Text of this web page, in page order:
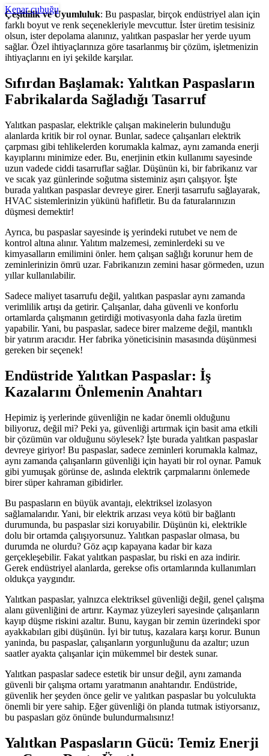
Çeşitlilik ve Uyumluluk: Bu paspaslar, birçok endüstriyel alan için
farklı boyut ve renk seçenekleriyle mevcuttur. İster üretim tesisiniz
olsun, ister depolama alanınız, yalıtkan paspaslar her yerde uyum
sağlar. Özel ihtiyaçlarınıza göre tasarlanmış bir çözüm, işletmenizin
ihtiyaçlarını en iyi şekilde karşılar.
Sıfırdan Başlamak: Yalıtkan Paspasların
Fabrikalarda Sağladığı Tasarruf
Yalıtkan paspaslar, elektrikle çalışan makinelerin bulunduğu
alanlarda kritik bir rol oynar. Bunlar, sadece çalışanları elektrik
çarpması gibi tehlikelerden korumakla kalmaz, aynı zamanda enerji
kayıplarını minimize eder. Bu, enerjinin etkin kullanımı sayesinde
uzun vadede ciddi tasarruflar sağlar. Düşünün ki, bir fabrikanız var
ve sıcak yaz günlerinde soğutma sisteminiz aşırı çalışıyor. İşte
burada yalıtkan paspaslar devreye girer. Enerji tasarrufu sağlayarak,
HVAC sistemlerinizin yükünü hafifletir. Bu da faturalarınızın
düşmesi demektir!
Ayrıca, bu paspaslar sayesinde iş yerindeki rutubet ve nem de
kontrol altına alınır. Yalıtım malzemesi, zeminlerdeki su ve
kimyasalların emilimini önler. hem çalışan sağlığı korunur hem de
zeminlerinizin ömrü uzar. Fabrikanızın zemini hasar görmeden, uzun
yıllar kullanılabilir.
Sadece maliyet tasarrufu değil, yalıtkan paspaslar aynı zamanda
verimlilik artışı da getirir. Çalışanlar, daha güvenli ve konforlu
ortamlarda çalışmanın getirdiği motivasyonla daha fazla üretim
yapabilir. Yani, bu paspaslar, sadece birer malzeme değil, mantıklı
bir yatırım aracıdır. Her fabrika yöneticisinin masasında düşünmesi
gereken bir seçenek!
Endüstride Yalıtkan Paspaslar: İş
Kazalarını Önlemenin Anahtarı
Hepimiz iş yerlerinde güvenliğin ne kadar önemli olduğunu
biliyoruz, değil mi? Peki ya, güvenliği artırmak için basit ama etkili
bir çözümün var olduğunu söylesek? İşte burada yalıtkan paspaslar
devreye giriyor! Bu paspaslar, sadece zeminleri korumakla kalmaz,
aynı zamanda çalışanların güvenliği için hayati bir rol oynar. Pamuk
gibi yumuşak görünse de, aslında elektrik çarpmalarını önlemede
birer süper kahraman gibidirler.
Bu paspasların en büyük avantajı, elektriksel izolasyon
sağlamalarıdır. Yani, bir elektrik arızası veya kötü bir bağlantı
durumunda, bu paspaslar sizi koruyabilir. Düşünün ki, elektrikle
dolu bir ortamda çalışıyorsunuz. Yalıtkan paspaslar olmasa, bu
durumda ne olurdu? Göz açıp kapayana kadar bir kaza
gerçekleşebilir. Fakat yalıtkan paspaslar, bu riski en aza indirir.
Gerek endüstriyel alanlarda, gerekse ofis ortamlarında kullanımları
oldukça yaygındır.
Yalıtkan paspaslar, yalnızca elektriksel güvenliği değil, genel çalışma
alanı güvenliğini de artırır. Kaymaz yüzeyleri sayesinde çalışanların
kayıp düşme riskini azaltır. Bunu, kaygan bir zemin üzerindeki spor
ayakkabıları gibi düşünün. İyi bir tutuş, kazalara karşı korur. Bunun
yaninda, bu paspaslar, çalışanların yorgunluğunu da azaltır; uzun
saatler ayakta çalışanlar için mükemmel bir destek sunar.
Yalıtkan paspaslar sadece estetik bir unsur değil, aynı zamanda
güvenli bir çalışma ortamı yaratmanın anahtarıdır. Endüstride,
güvenlik her şeyden önce gelir ve yalıtkan paspaslar bu yolculukta
önemli bir yere sahip. Eğer güvenliği ön planda tutmak istiyorsanız,
bu paspasları göz önünde bulundurmalısınız!
Yalıtkan Paspasların Gücü: Temiz Enerji
Kenar çubuğu